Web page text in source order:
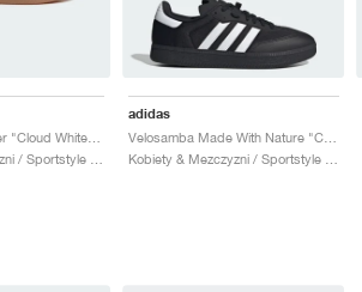
adidas
Velosamba Made With Nature "Core Black & Cloud White"